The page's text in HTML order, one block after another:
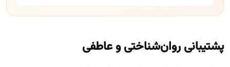
پشتیبانی روان‌شناختی و عاطفی